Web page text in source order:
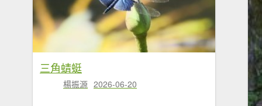
三角蜻蜓
楊振源 2026-06-20